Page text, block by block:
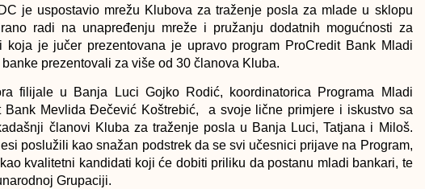
je uspostavio mrežu Klubova za traženje posla za mlade u sklopu
radi na unapređenju mreže i pružanju dodatnih mogućnosti za
koja je jučer prezentovana je upravo program ProCredit Bank Mladi
prezentovali za više od 30 članova Kluba.
filijale u Banja Luci Gojko Rodić, koordinatorica Programa Mladi
Bank Mevlida Đečević Koštrebić, a svoje lične primjere i iskustvo sa
članovi Kluba za traženje posla u Banja Luci, Tatjana i Miloš.
poslužili kao snažan podstrek da se svi učesnici prijave na Program,
kvalitetni kandidati koji će dobiti priliku da postanu mladi bankari, te
Grupaciji.